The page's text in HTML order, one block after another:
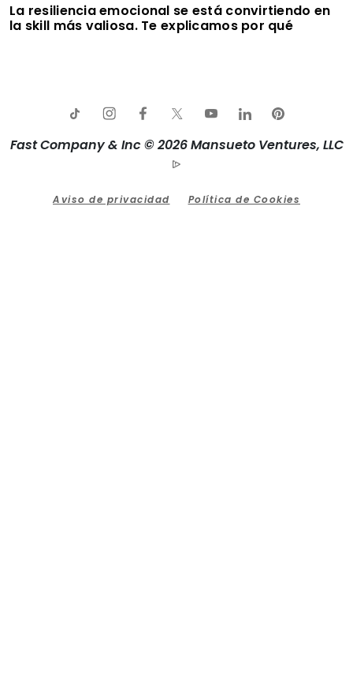
La resiliencia emocional se está convirtiendo en
la skill más valiosa. Te explicamos por qué
Fast Company & Inc © 2026 Mansueto Ventures, LLC
Aviso de privacidad Política de Cookies